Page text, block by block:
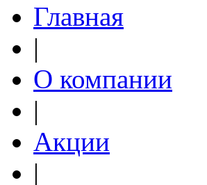
Главная
|
О компании
|
Акции
|